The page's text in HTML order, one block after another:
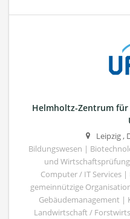
Helmholtz-Zentrum
Leipzig,
Bildungswesen |
und
Computer / IT Services
gemeinnützige
Gebäudemanagement |
Landwirtschaft /